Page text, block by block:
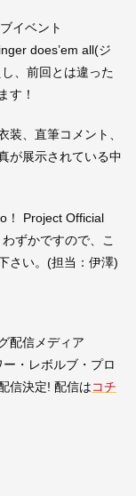
イベント
does’em all(ジ
、前回とは違った
す！
装、直筆コメント、
が展示されている中
！ Project Official
ずかですので、こ
さい。(担当：伊澤)
配信メディア
ー・レボルブ・プロ
信決定! 配信はコチ